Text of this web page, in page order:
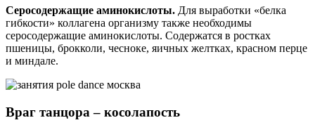
Серосодержащие аминокислоты. Для выработки «белка
гибкости» коллагена организму также необходимы
серосодержащие аминокислоты. Содержатся в ростках
пшеницы, брокколи, чесноке, яичных желтках, красном перце
и миндале.
Враг танцора – косолапость